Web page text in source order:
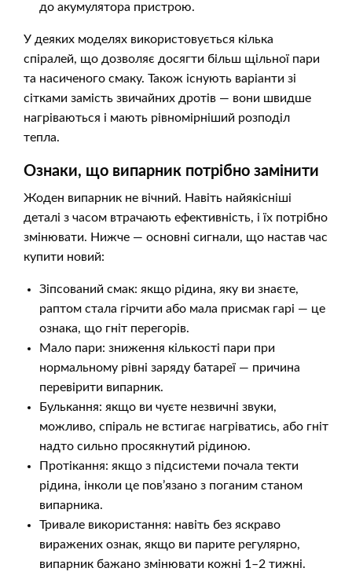
до акумулятора пристрою.
У деяких моделях використовується кілька
спіралей, що дозволяє досягти більш щільної пари
та насиченого смаку. Також існують варіанти зі
сітками замість звичайних дротів — вони швидше
нагріваються і мають рівномірніший розподіл
тепла.
Ознаки, що випарник потрібно замінити
Жоден випарник не вічний. Навіть найякісніші
деталі з часом втрачають ефективність, і їх потрібно
змінювати. Нижче — основні сигнали, що настав час
купити новий:
Зіпсований смак: якщо рідина, яку ви знаєте,
раптом стала гірчити або мала присмак гарі — це
ознака, що гніт перегорів.
Мало пари: зниження кількості пари при
нормальному рівні заряду батареї — причина
перевірити випарник.
Булькання: якщо ви чуєте незвичні звуки,
можливо, спіраль не встигає нагріватись, або гніт
надто сильно просякнутий рідиною.
Протікання: якщо з підсистеми почала текти
рідина, інколи це пов’язано з поганим станом
випарника.
Тривале використання: навіть без яскраво
виражених ознак, якщо ви парите регулярно,
випарник бажано змінювати кожні 1–2 тижні.